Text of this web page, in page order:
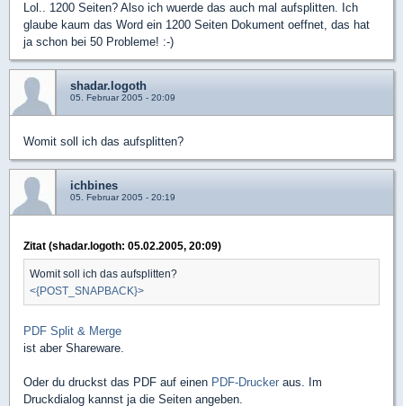
Lol.. 1200 Seiten? Also ich wuerde das auch mal aufsplitten. Ich
glaube kaum das Word ein 1200 Seiten Dokument oeffnet, das hat
ja schon bei 50 Probleme! :-)
shadar.logoth
05. Februar 2005 - 20:09
Womit soll ich das aufsplitten?
ichbines
05. Februar 2005 - 20:19
Zitat (shadar.logoth: 05.02.2005, 20:09)
Womit soll ich das aufsplitten?
<{POST_SNAPBACK}>
PDF Split & Merge
ist aber Shareware.
Oder du druckst das PDF auf einen PDF-Drucker aus. Im
Druckdialog kannst ja die Seiten angeben.